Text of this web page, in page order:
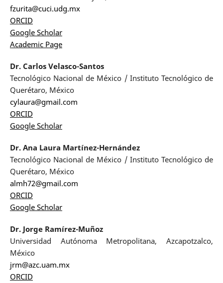
fzurita@cuci.udg.mx
ORCID
Google Scholar
Academic Page
Dr. Carlos Velasco-Santos
Tecnológico Nacional de México / Instituto Tecnológico de
Querétaro, México
cylaura@gmail.com
ORCID
Google Scholar
Dr. Ana Laura Martínez-Hernández
Tecnológico Nacional de México / Instituto Tecnológico de
Querétaro, México
almh72@gmail.com
ORCID
Google Scholar
Dr. Jorge Ramírez-Muñoz
Universidad Autónoma Metropolitana, Azcapotzalco,
México
jrm@azc.uam.mx
ORCID